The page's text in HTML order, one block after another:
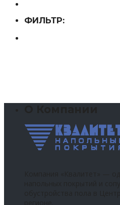
ФИЛЬТР: